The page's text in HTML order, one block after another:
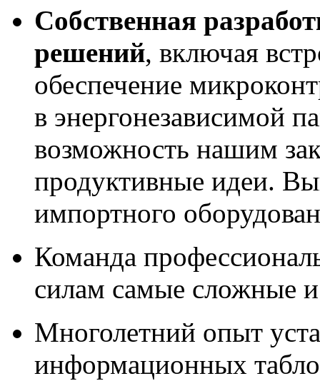
Собственная
решений, включая
обеспечение
в энергонезависимой
возможность нашим
продуктивные идеи.
импортного
Команда
силам самые сложные
Многолетний опыт
информационных